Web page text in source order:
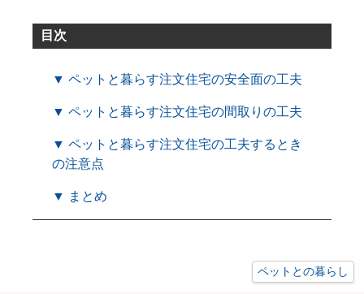
目次
▼ ペットと暮らす注文住宅の安全面の工夫
▼ ペットと暮らす注文住宅の間取りの工夫
▼ ペットと暮らす注文住宅の工夫するとき
の注意点
▼ まとめ
ペットとの暮らし